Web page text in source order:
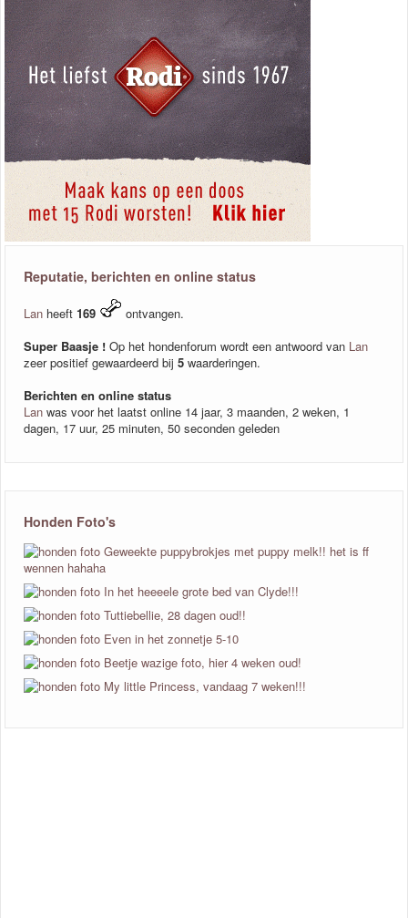
Reputatie, berichten en online status
Lan heeft 169
ontvangen.
Super Baasje ! Op het hondenforum wordt een antwoord van Lan
zeer positief gewaardeerd bij 5 waarderingen.
Berichten en online status
Lan was voor het laatst online 14 jaar, 3 maanden, 2 weken, 1
dagen, 17 uur, 25 minuten, 50 seconden geleden
Honden Foto's